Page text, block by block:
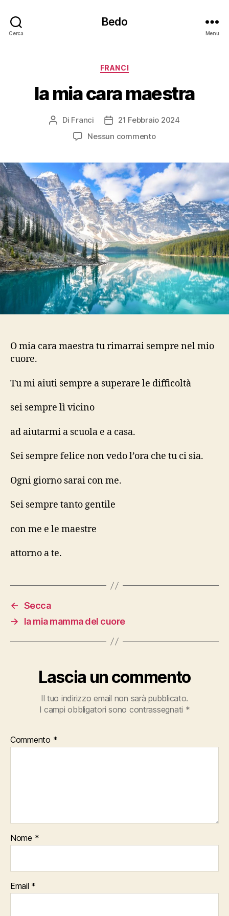
Cerca
Bedo
Menu
Categorie
FRANCI
la mia cara maestra
Autore
articolo
Di Franci
Data21 Febbraio 2024
Nessun commentosu
cara
maestra
O mia cara maestra tu rimarrai sempre nel mio
cuore.
Tu mi aiuti sempre a superare le difficoltà
sei sempre lì vicino
ad aiutarmi a scuola e a casa.
Sei sempre felice non vedo l’ora che tu ci sia.
Ogni giorno sarai con me.
Sei sempre tanto gentile
con me e le maestre
attorno a te.
← Secca
→
la mia mamma del cuore
Lascia un commento
Il tuo indirizzo email non sarà pubblicato.
I campi obbligatori sono contrassegnati *
Commento *
Nome *
Email *